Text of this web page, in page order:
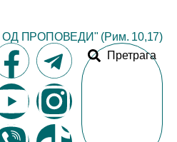
ПРОПОВЕДИ" (Рим. 10,17)
Претрага